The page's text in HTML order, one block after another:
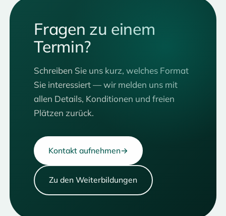
Fragen zu einem
Termin?
Schreiben Sie uns kurz, welches Format
Sie interessiert — wir melden uns mit
allen Details, Konditionen und freien
Plätzen zurück.
Kontakt aufnehmen→
Zu den Weiterbildungen